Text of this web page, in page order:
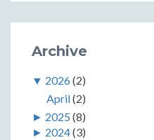
Archive
▼ 2026(2)
April(2)
► 2025 (8)
► 2024(3)